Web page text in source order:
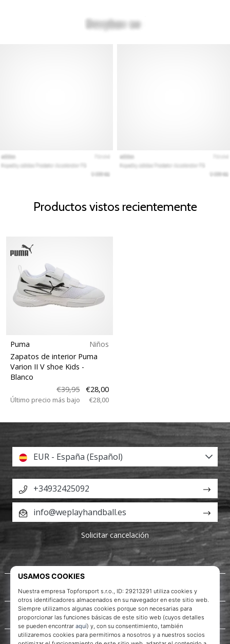
Productos vistos recientemente
Puma
Niños
Zapatos de interior Puma
Varion II V shoe Kids -
Blanco
€39,95
€28,00
Último precio más bajo €28,00
Acerca de nosotros
Servicio al cliente
EUR - España (Español)
+34932425092
info@weplayhandball.es
Solicitar cancelación